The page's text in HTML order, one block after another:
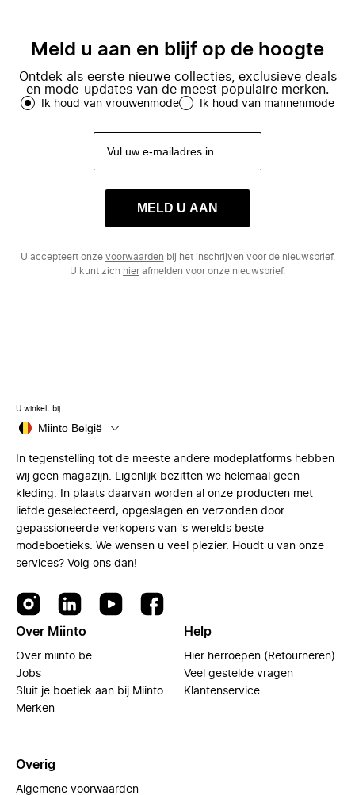
Meld u aan en blijf op de hoogte
Ontdek als eerste nieuwe collecties, exclusieve deals
en mode-updates van de meest populaire merken.
Ik houd van vrouwenmode Ik houd van mannenmode
MELD U AAN
U accepteert onze voorwaarden bij het inschrijven voor de nieuwsbrief.
U kunt zich hierafmelden voor onze nieuwsbrief.
U winkelt bij
Miinto België
In tegenstelling tot de meeste andere modeplatforms hebben
wij geen magazijn. Eigenlijk bezitten we helemaal geen
kleding. In plaats daarvan worden al onze producten met
liefde geselecteerd, opgeslagen en verzonden door
gepassioneerde verkopers van 's werelds beste
modeboetieks. We wensen u veel plezier. Houdt u van onze
services? Volg ons dan!
Over Miinto
Over miinto.be
Jobs
Sluit je boetiek aan bij Miinto
Merken
Help
Hier herroepen (Retourneren)
Veel gestelde vragen
Klantenservice
Overig
Algemene voorwaarden